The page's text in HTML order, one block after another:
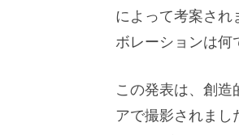
によって考案され
ボレーションは何
この発表は、創
アで撮影されまし